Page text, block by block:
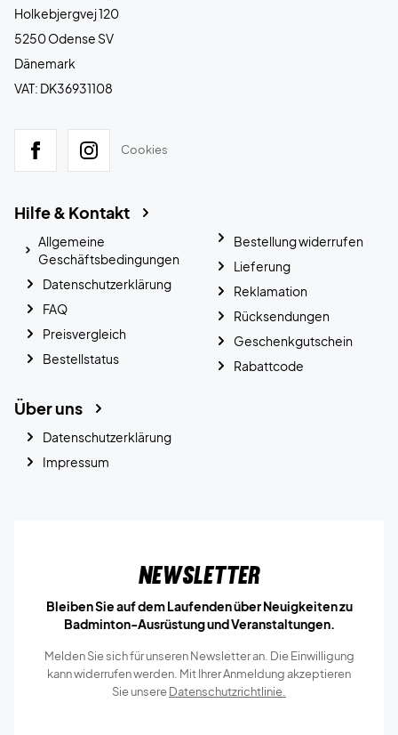
Holkebjergvej 120
5250 Odense SV
Dänemark
VAT: DK36931108
Cookies
Hilfe & Kontakt
Allgemeine
Geschäftsbedingungen
Datenschutzerklärung
FAQ
Preisvergleich
Bestellstatus
Bestellung widerrufen
Lieferung
Reklamation
Rücksendungen
Geschenkgutschein
Rabattcode
Über uns
Datenschutzerklärung
Impressum
Newsletter
Bleiben Sie auf dem Laufenden über Neuigkeiten zu
Badminton-Ausrüstung und Veranstaltungen.
Melden Sie sich für unseren Newsletter an. Die Einwilligung
kann widerrufen werden. Mit Ihrer Anmeldung akzeptieren
Sie unsereDatenschutzrichtlinie.